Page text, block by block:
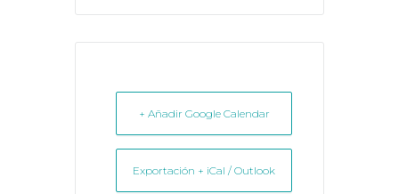
+ Añadir Google Calendar
Exportación + iCal / Outlook